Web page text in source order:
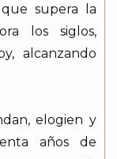
supera la
los siglos,
alcanzando
elogien y
años de